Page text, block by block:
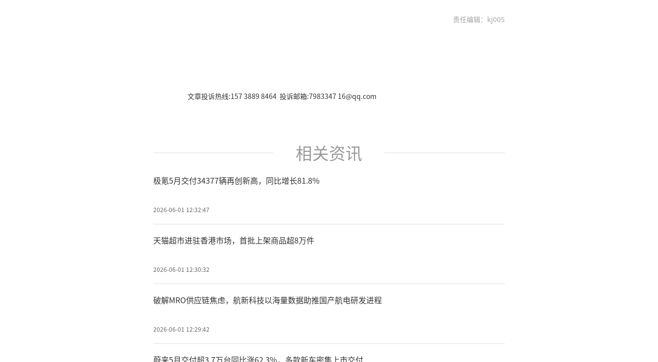
责任编辑：kj005
文章投诉热线:157 3889 8464 投诉邮箱:7983347 16@qq.com
相关资讯
极氪5月交付34377辆再创新高，同比增长81.8%
2026-06-01 12:32:47
天猫超市进驻香港市场，首批上架商品超8万件
2026-06-01 12:30:32
破解MRO供应链焦虑，航新科技以海量数据助推国产航电研发进程
2026-06-01 12:29:42
蔚来5月交付超3.7万台同比涨62.3%，多款新车密集上市交付